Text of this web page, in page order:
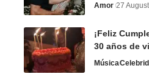
Amor 27
¡Feliz
30 años de
Música